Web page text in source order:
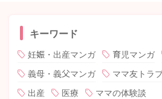
キーワード
妊娠・出産マンガ 育児マンガ
義母・義父マンガ
ママ友トラ
出産
医療 ママの体験談